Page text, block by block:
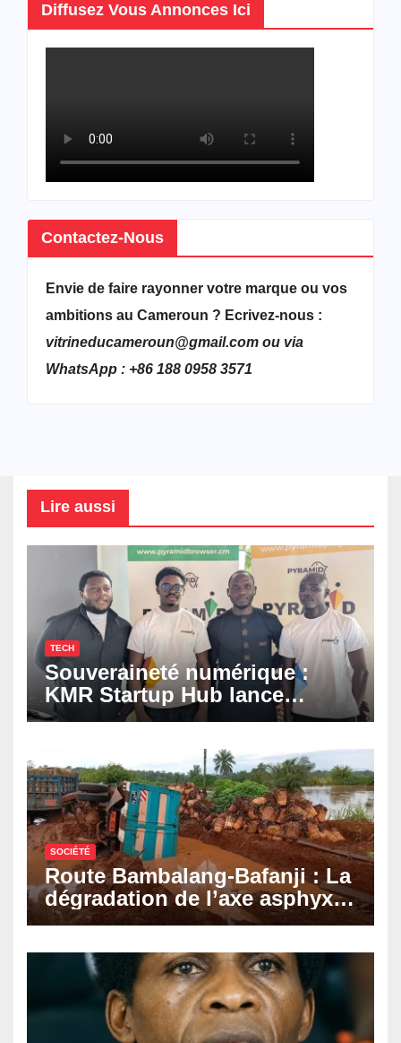
Diffusez Vous Annonces Ici
Contactez-Nous
Envie de faire rayonner votre marque ou vos
ambitions au Cameroun ? Ecrivez-nous :
vitrineducameroun@gmail.com ou via
WhatsApp : +86 188 0958 3571
Lire aussi
TECH
Souveraineté numérique :
KMR Startup Hub lance
Pyramid Browser et Pyramid
numériques made in
Cameroon
SOCIÉTÉ
Route Bambalang-Bafanji : La
dégradation de l’axe asphyxie
les activités économiques